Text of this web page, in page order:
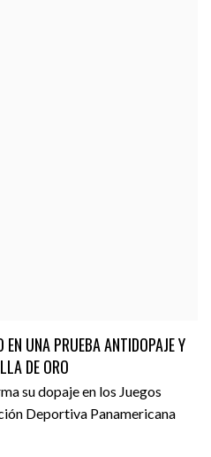
UNA PRUEBA ANTIDOPAJE Y
DE ORO
su dopaje en los Juegos
Deportiva Panamericana